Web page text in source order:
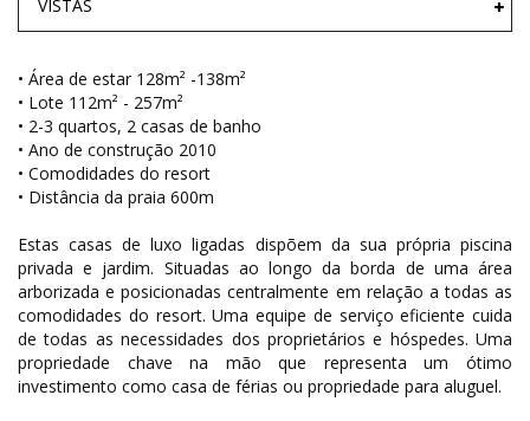
VISTAS
• Área de estar 128m² -138m²
• Lote 112m² - 257m²
• 2-3 quartos, 2 casas de banho
• Ano de construção 2010
• Comodidades do resort
• Distância da praia 600m
Estas casas de luxo ligadas dispõem da sua própria piscina
privada e jardim. Situadas ao longo da borda de uma área
arborizada e posicionadas centralmente em relação a todas as
comodidades do resort. Uma equipe de serviço eficiente cuida
de todas as necessidades dos proprietários e hóspedes. Uma
propriedade chave na mão que representa um ótimo
investimento como casa de férias ou propriedade para aluguel.